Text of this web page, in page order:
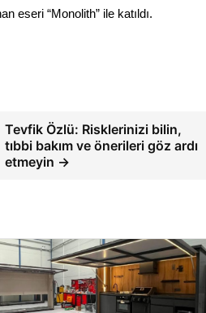
eseri “Monolith” ile katıldı.
Tevfik Özlü: Risklerinizi bilin,
tıbbi bakım ve önerileri göz ardı
etmeyin →